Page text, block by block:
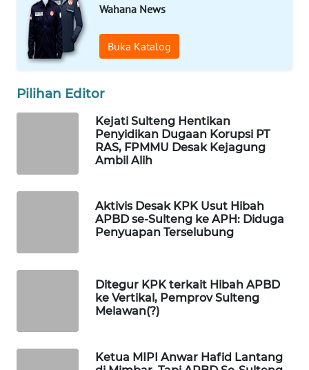
Wahana News
Buka Katalog
Pilihan Editor
Kejati Sulteng Hentikan
Penyidikan Dugaan Korupsi PT
RAS, FPMMU Desak Kejagung
Ambil Alih
Aktivis Desak KPK Usut Hibah
APBD se-Sulteng ke APH: Diduga
Penyuapan Terselubung
Ditegur KPK terkait Hibah APBD
ke Vertikal, Pemprov Sulteng
Melawan(?)
Ketua MIPI Anwar Hafid Lantang
CO ID
WAHANANEWS
NET
WAHANA
WAHANA